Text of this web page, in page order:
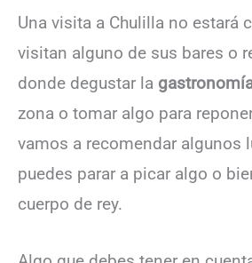
Una visita a Chulilla no estará
visitan alguno de sus bares o
donde degustar la
zona o tomar algo para
vamos a recomendar algunos
puedes parar a picar algo o
cuerpo de rey.